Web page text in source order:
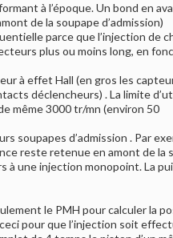
à l’époque. Un bond en
de la soupape d’admission)
parce que l’injection de
plus ou moins long, en
à effet Hall (en gros les
déclencheurs) . La limite
même 3000 tr/mn (environ 50
soupapes d’admission . Par
reste retenue en amont de la
à une injection monopoint. La
le PMH pour calculer la
pour que l’injection soit